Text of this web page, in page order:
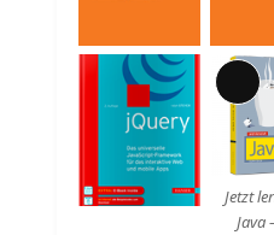
Jetzt
Java